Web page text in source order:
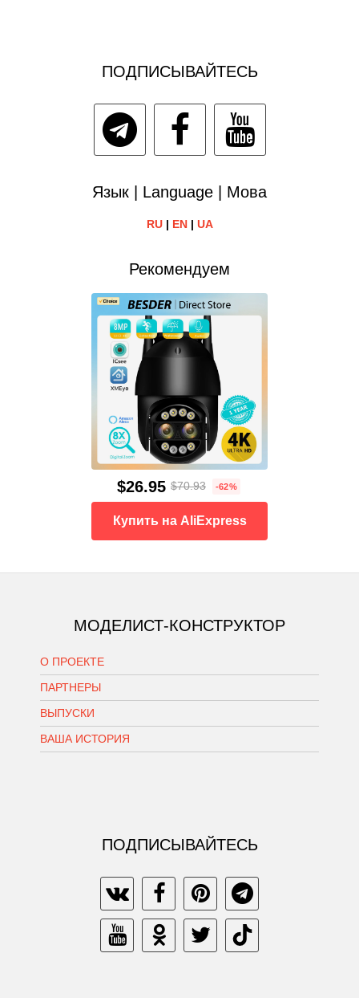
ПОДПИСЫВАЙТЕСЬ
Язык | Language | Мова
RU| EN| UA
Рекомендуем
$26.95 $70.93 -62%
Купить на AliExpress
МОДЕЛИСТ-КОНСТРУКТОР
О ПРОЕКТЕ
ПАРТНЕРЫ
ВЫПУСКИ
ВАША ИСТОРИЯ
ПОДПИСЫВАЙТЕСЬ